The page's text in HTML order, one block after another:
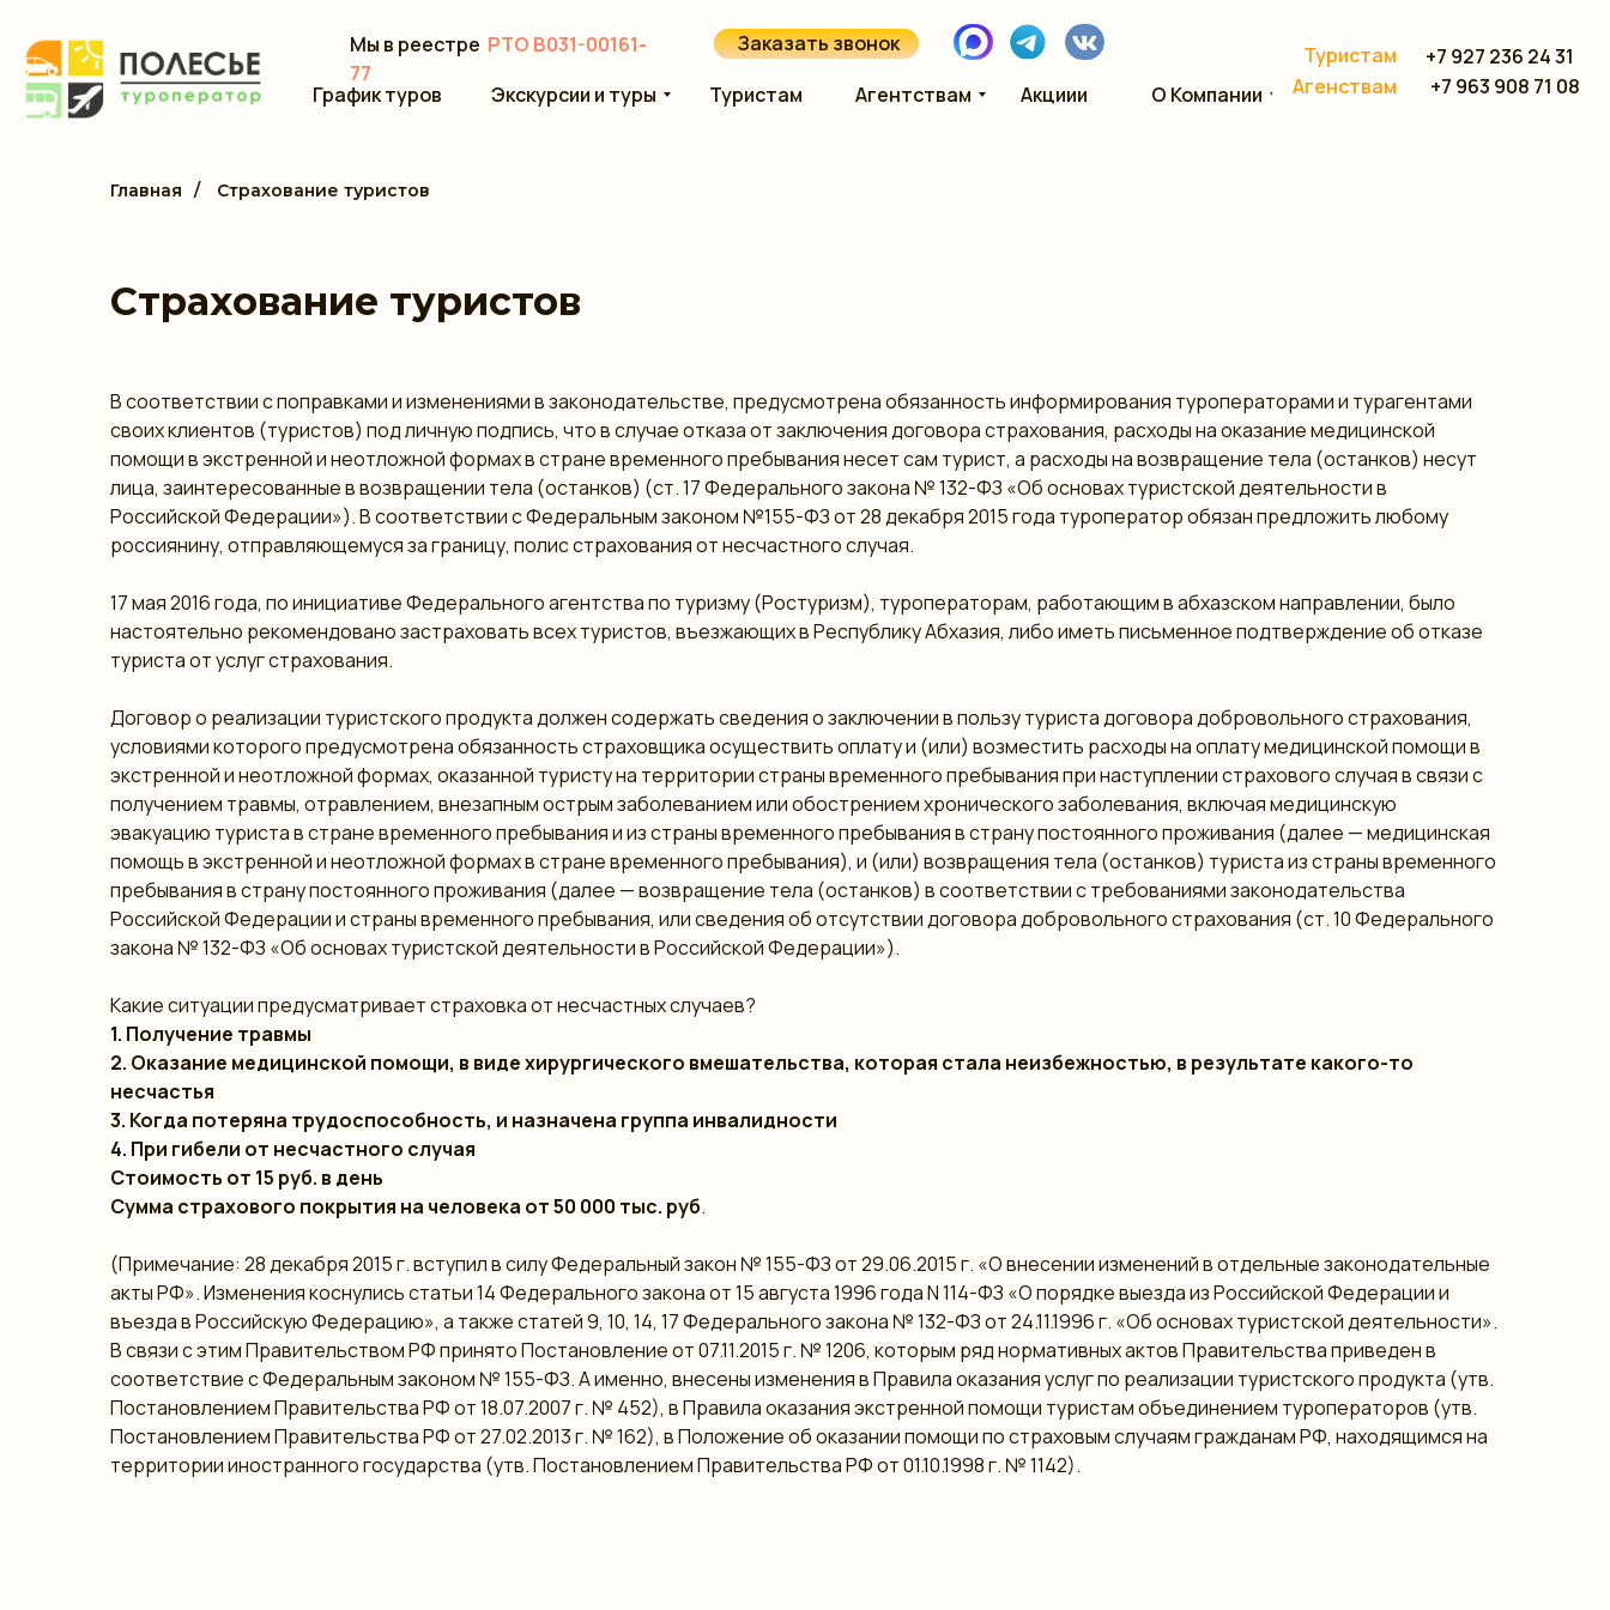
Экскурсии и туры Туристам
График туров О Компании
+7 927 236 24 31
+7 963 908 71 08
Туристам
Агенствам
Агентствам Акциии
Мы в реестре РТО В031-00161-
77
Заказать звонок
Главная / Страхование туристов
Страхование туристов
В соответствии с поправками и изменениями в законодательстве, предусмотрена обязанность информирования туроператорами и турагентами
своих клиентов (туристов) под личную подпись, что в случае отказа от заключения договора страхования, расходы на оказание медицинской
помощи в экстренной и неотложной формах в стране временного пребывания несет сам турист, а расходы на возвращение тела (останков) несут
лица, заинтересованные в возвращении тела (останков) (ст. 17 Федерального закона № 132-ФЗ «Об основах туристской деятельности в
Российской Федерации»). В соответствии с Федеральным законом №155-ФЗ от 28 декабря 2015 года туроператор обязан предложить любому
россиянину, отправляющемуся за границу, полис страхования от несчастного случая.
17 мая 2016 года, по инициативе Федерального агентства по туризму (Ростуризм), туроператорам, работающим в абхазском направлении, было
настоятельно рекомендовано застраховать всех туристов, въезжающих в Республику Абхазия, либо иметь письменное подтверждение об отказе
туриста от услуг страхования.
Договор о реализации туристского продукта должен содержать сведения о заключении в пользу туриста договора добровольного страхования,
условиями которого предусмотрена обязанность страховщика осуществить оплату и (или) возместить расходы на оплату медицинской помощи в
экстренной и неотложной формах, оказанной туристу на территории страны временного пребывания при наступлении страхового случая в связи с
получением травмы, отравлением, внезапным острым заболеванием или обострением хронического заболевания, включая медицинскую
эвакуацию туриста в стране временного пребывания и из страны временного пребывания в страну постоянного проживания (далее — медицинская
помощь в экстренной и неотложной формах в стране временного пребывания), и (или) возвращения тела (останков) туриста из страны временного
пребывания в страну постоянного проживания (далее — возвращение тела (останков) в соответствии с требованиями законодательства
Российской Федерации и страны временного пребывания, или сведения об отсутствии договора добровольного страхования (ст. 10 Федерального
закона № 132-ФЗ «Об основах туристской деятельности в Российской Федерации»).
Какие ситуации предусматривает страховка от несчастных случаев?
1. Получение травмы
2. Оказание медицинской помощи, в виде хирургического вмешательства, которая стала неизбежностью, в результате какого-то
несчастья
3. Когда потеряна трудоспособность, и назначена группа инвалидности
4. При гибели от несчастного случая
Стоимость от 15 руб. в день
Сумма страхового покрытия на человека от 50 000 тыс. руб.
(Примечание: 28 декабря 2015 г. вступил в силу Федеральный закон № 155-ФЗ от 29.06.2015 г. «О внесении изменений в отдельные законодательные
акты РФ». Изменения коснулись статьи 14 Федерального закона от 15 августа 1996 года N 114-ФЗ «О порядке выезда из Российской Федерации и
въезда в Российскую Федерацию», а также статей 9, 10, 14, 17 Федерального закона № 132-ФЗ от 24.11.1996 г. «Об основах туристской деятельности».
В связи с этим Правительством РФ принято Постановление от 07.11.2015 г. № 1206, которым ряд нормативных актов Правительства приведен в
соответствие с Федеральным законом № 155-ФЗ. А именно, внесены изменения в Правила оказания услуг по реализации туристского продукта (утв.
Постановлением Правительства РФ от 18.07.2007 г. № 452), в Правила оказания экстренной помощи туристам объединением туроператоров (утв.
Постановлением Правительства РФ от 27.02.2013 г. № 162), в Положение об оказании помощи по страховым случаям гражданам РФ, находящимся на
территории иностранного государства (утв. Постановлением Правительства РФ от 01.10.1998 г. № 1142).